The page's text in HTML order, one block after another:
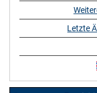
Letzte